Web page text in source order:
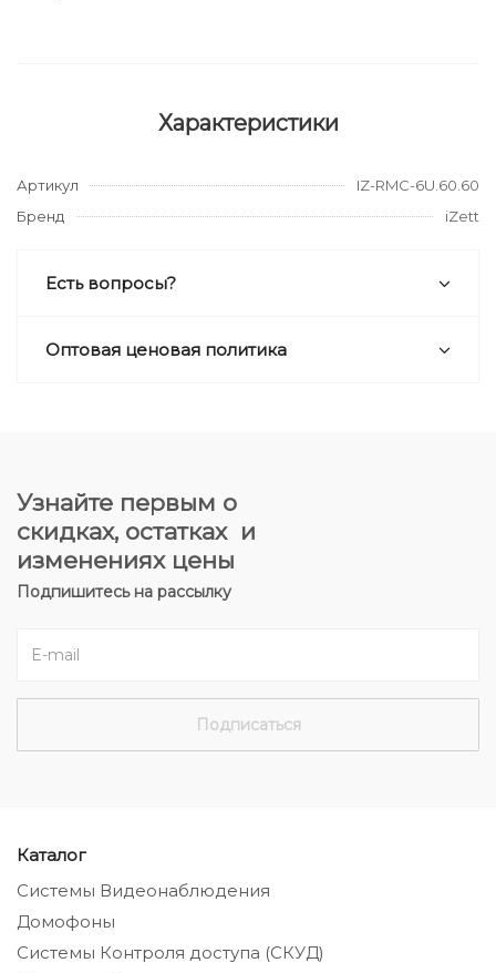
Характеристики
Артикул
IZ-RMC-6U.60.60
Бренд
iZett
Есть вопросы?
Оптовая ценовая политика
Узнайте первым о
скидках, остатках и
изменениях цены
Подпишитесь на рассылку
Каталог
Системы Видеонаблюдения
Домофоны
Системы Контроля доступа (СКУД)